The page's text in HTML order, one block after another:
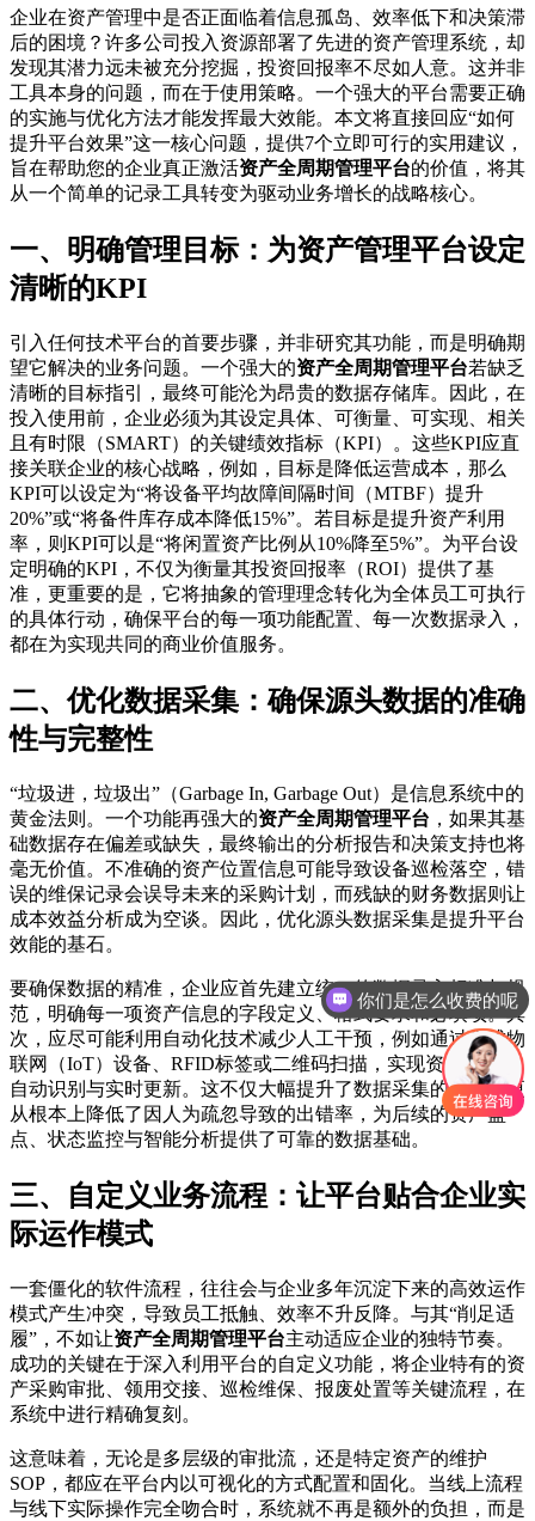
企业在资产管理中是否正面临着信息孤岛、效率低下和决策滞
后的困境？许多公司投入资源部署了先进的资产管理系统，却
发现其潜力远未被充分挖掘，投资回报率不尽如人意。这并非
工具本身的问题，而在于使用策略。一个强大的平台需要正确
的实施与优化方法才能发挥最大效能。本文将直接回应“如何
提升平台效果”这一核心问题，提供7个立即可行的实用建议，
旨在帮助您的企业真正激活资产全周期管理平台的价值，将其
从一个简单的记录工具转变为驱动业务增长的战略核心。
一、明确管理目标：为资产管理平台设定
清晰的KPI
引入任何技术平台的首要步骤，并非研究其功能，而是明确期
望它解决的业务问题。一个强大的资产全周期管理平台若缺乏
清晰的目标指引，最终可能沦为昂贵的数据存储库。因此，在
投入使用前，企业必须为其设定具体、可衡量、可实现、相关
且有时限（SMART）的关键绩效指标（KPI）。这些KPI应直
接关联企业的核心战略，例如，目标是降低运营成本，那么
KPI可以设定为“将设备平均故障间隔时间（MTBF）提升
20%”或“将备件库存成本降低15%”。若目标是提升资产利用
率，则KPI可以是“将闲置资产比例从10%降至5%”。为平台设
定明确的KPI，不仅为衡量其投资回报率（ROI）提供了基
准，更重要的是，它将抽象的管理理念转化为全体员工可执行
的具体行动，确保平台的每一项功能配置、每一次数据录入，
都在为实现共同的商业价值服务。
二、优化数据采集：确保源头数据的准确
性与完整性
“垃圾进，垃圾出”（Garbage In, Garbage Out）是信息系统中的
黄金法则。一个功能再强大的资产全周期管理平台 ，如果其基
础数据存在偏差或缺失，最终输出的分析报告和决策支持也将
毫无价值。不准确的资产位置信息可能导致设备巡检落空，错
误的维保记录会误导未来的采购计划，而残缺的财务数据则让
成本效益分析成为空谈。因此，优化源头数据采集是提升平台
效能的基石。
要确保数据的精准，企业应首先建立统一的数据录入标准与规
范，明确每一项资产信息的字段定义、格式要求和必填项。其
次，应尽可能利用自动化技术减少人工干预，例如通过集成物
联网（IoT）设备、RFID标签或二维码扫描，实现资产信息的
自动识别与实时更新。这不仅大幅提升了数据采集的效率，更
从根本上降低了因人为疏忽导致的出错率，为后续的资产盘
点、状态监控与智能分析提供了可靠的数据基础。
三、自定义业务流程：让平台贴合企业实
际运作模式
一套僵化的软件流程，往往会与企业多年沉淀下来的高效运作
模式产生冲突，导致员工抵触、效率不升反降。与其“削足适
履”，不如让资产全周期管理平台主动适应企业的独特节奏。
成功的关键在于深入利用平台的自定义功能，将企业特有的资
产采购审批、领用交接、巡检维保、报废处置等关键流程，在
系统中进行精确复刻。
这意味着，无论是多层级的审批流，还是特定资产的维护
SOP，都应在平台内以可视化的方式配置和固化。当线上流程
与线下实际操作完全吻合时，系统就不再是额外的负担，而是
现在有优惠活动吗